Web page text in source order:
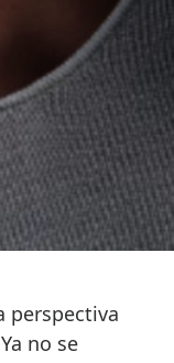
perspectiva
no se